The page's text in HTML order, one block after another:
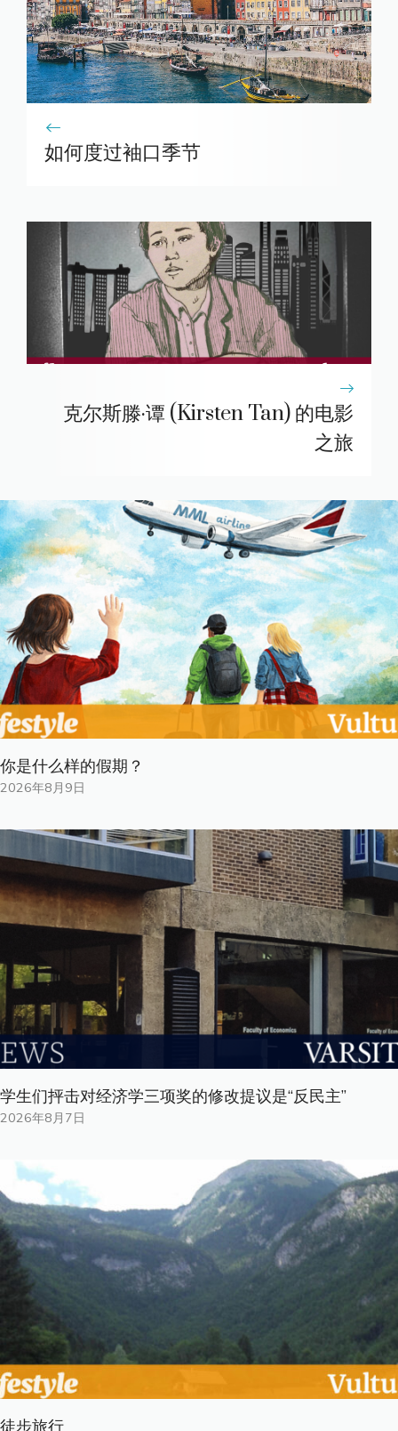
如何度过袖口季节
克尔斯滕·谭 (Kirsten Tan) 的电影
之旅
你是什​​么样的假期？
2026年8月9日
学生们抨击对经济学三项奖的修改提议是“反民主”
2026年8月7日
徒步旅行